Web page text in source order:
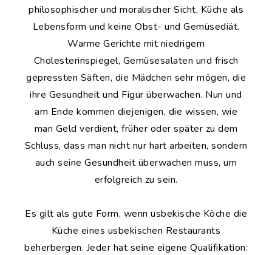
philosophischer und moralischer Sicht, Küche als
Lebensform und keine Obst- und Gemüsediät.
Warme Gerichte mit niedrigem
Cholesterinspiegel, Gemüsesalaten und frisch
gepressten Säften, die Mädchen sehr mögen, die
ihre Gesundheit und Figur überwachen. Nun und
am Ende kommen diejenigen, die wissen, wie
man Geld verdient, früher oder später zu dem
Schluss, dass man nicht nur hart arbeiten, sondern
auch seine Gesundheit überwachen muss, um
erfolgreich zu sein.
Es gilt als gute Form, wenn usbekische Köche die
Küche eines usbekischen Restaurants
beherbergen. Jeder hat seine eigene Qualifikation: